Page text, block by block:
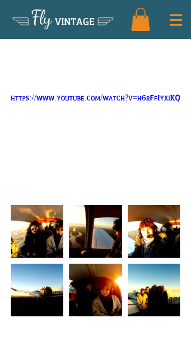
FlyVINTAGE
https://www.youtube.com/watch?v=h6rFfIyxiKQ